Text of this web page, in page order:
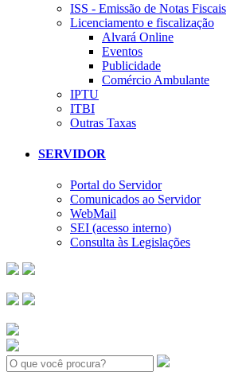
ISS - Emissão de Notas Fiscais
Licenciamento e fiscalização
Alvará Online
Eventos
Publicidade
Comércio Ambulante
IPTU
ITBI
Outras Taxas
SERVIDOR
Portal do Servidor
Comunicados ao Servidor
WebMail
SEI (acesso interno)
Consulta às Legislações
Search: